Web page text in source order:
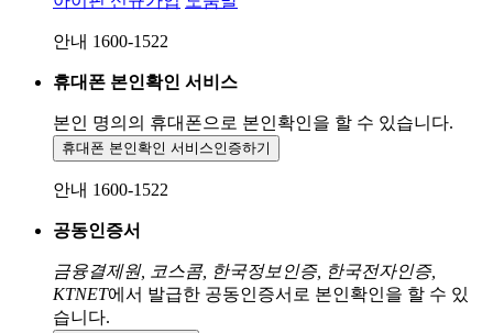
안내 1600-1522
휴대폰 본인확인 서비스
본인 명의의 휴대폰으로 본인확인을 할 수 있습니다.
휴대폰 본인확인 서비스인증하기
안내 1600-1522
공동인증서
금융결제원, 코스콤, 한국정보인증, 한국전자인증,
KTNET에서 발급한 공동인증서로 본인확인을 할 수 있
습니다.